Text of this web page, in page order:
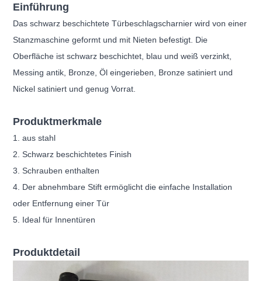
Einführung
Das schwarz beschichtete Türbeschlagscharnier wird von einer
Stanzmaschine geformt und mit Nieten befestigt. Die
Oberfläche ist schwarz beschichtet, blau und weiß verzinkt,
Messing antik, Bronze, Öl eingerieben, Bronze satiniert und
Nickel satiniert und genug Vorrat.
Produktmerkmale
1. aus stahl
2. Schwarz beschichtetes Finish
3. Schrauben enthalten
4. Der abnehmbare Stift ermöglicht die einfache Installation
oder Entfernung einer Tür
5. Ideal für Innentüren
Produktdetail